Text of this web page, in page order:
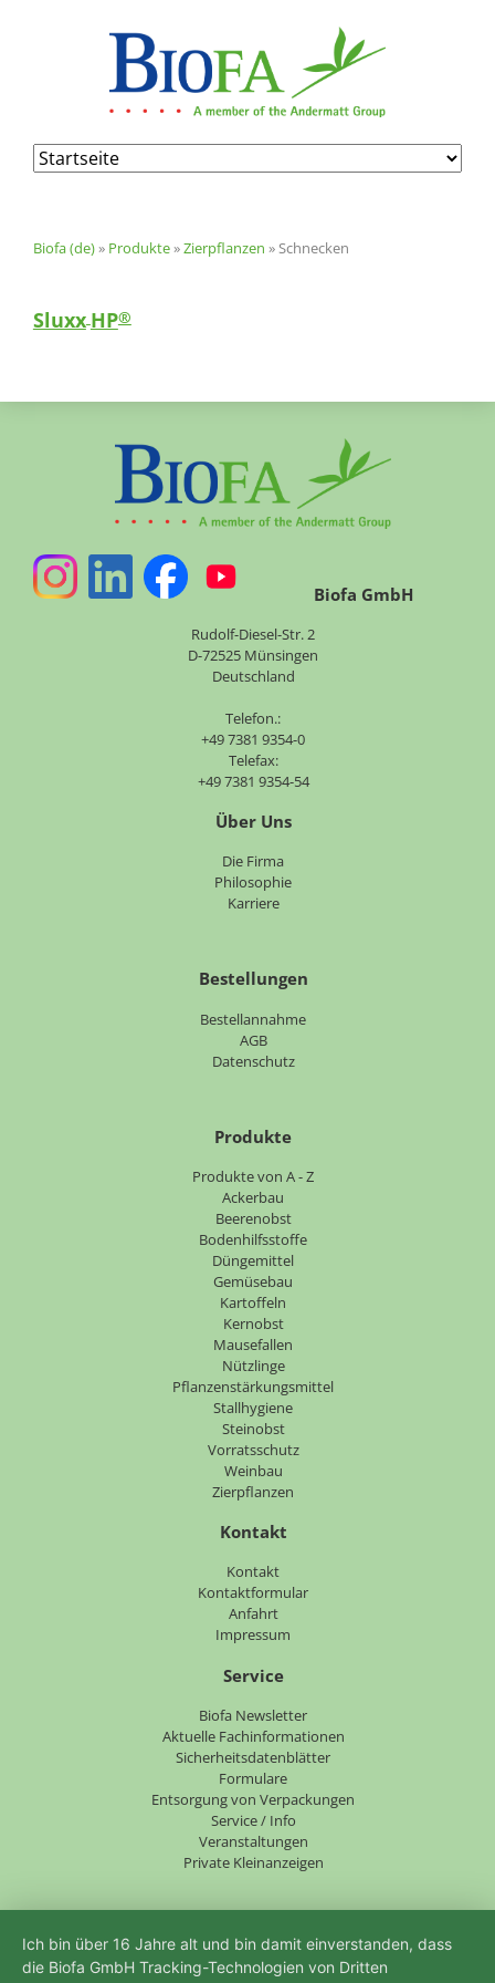
Navigation
überspringen
Biofa (de)» Produkte»Zierpflanzen »Schnecken
SluxxHP®
Biofa GmbH
Rudolf-Diesel-Str. 2
D-72525 Münsingen
Deutschland
Telefon.:
+49 7381 9354-0
Telefax:
+49 7381 9354-54
Über Uns
Die Firma
Philosophie
Karriere
Bestellungen
Bestellannahme
AGB
Datenschutz
Produkte
Produkte von A - Z
Ackerbau
Beerenobst
Bodenhilfsstoffe
Düngemittel
Gemüsebau
Kartoffeln
Kernobst
Mausefallen
Nützlinge
Pflanzenstärkungsmittel
Stallhygiene
Steinobst
Vorratsschutz
Weinbau
Zierpflanzen
Kontakt
Kontakt
Kontaktformular
Anfahrt
Impressum
Service
Biofa Newsletter
Aktuelle Fachinformationen
Sicherheitsdatenblätter
Formulare
Entsorgung von Verpackungen
Service / Info
Veranstaltungen
Private Kleinanzeigen
Ich bin über 16 Jahre alt und bin damit einverstanden, dass
die Biofa GmbH Tracking-Technologien von Dritten